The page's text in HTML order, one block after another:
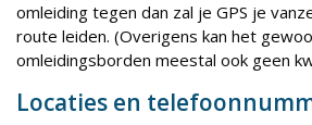
omleiding tegen dan zal je GPS je
route leiden. (Overigens kan het
omleidingsborden meestal ook geen
Locaties en